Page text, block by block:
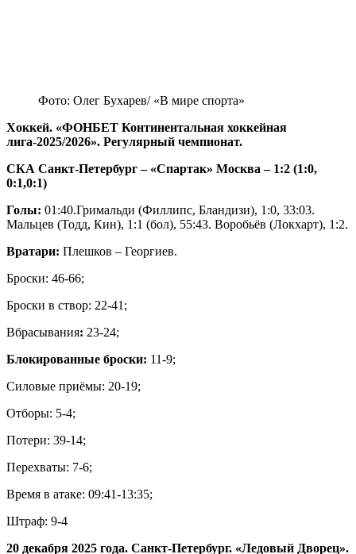
Фото: Олег Бухарев/ «В мире спорта»
Хоккей. «ФОНБЕТ Континентальная хоккейная
лига-2025/2026». Регулярный чемпионат.
СКА Санкт-Петербург – «Спартак» Москва – 1:2 (1:0,
0:1,0:1)
Голы: 01:40.Гримальди (Филлипс, Бландизи), 1:0, 33:03.
Мальцев (Тодд, Кин), 1:1 (бол), 55:43. Воробьёв (Локхарт), 1:2.
Вратари: Плешков – Георгиев.
Броски: 46-66;
Броски в створ: 22-41;
Вбрасывания: 23-24;
Блокированные броски: 11-9;
Силовые приёмы: 20-19;
Отборы: 5-4;
Потери: 39-14;
Перехваты: 7-6;
Время в атаке: 09:41-13:35;
Штраф: 9-4
20 декабря 2025 года. Санкт-Петербург. «Ледовый Дворец».